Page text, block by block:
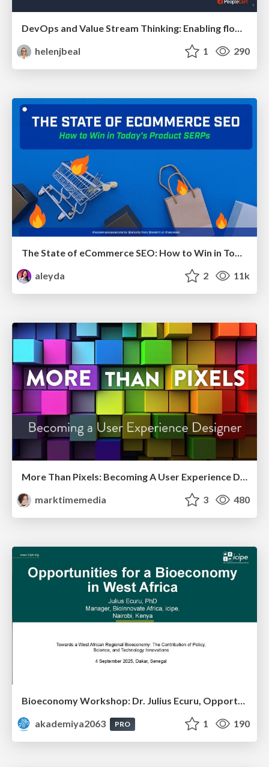
DevOps and Value Stream Thinking: Enabling flow, efficiency and business value
helenjbeal
1 290
aleyda
2 11k
More Than Pixels: Becoming A User Experience Designer
marktimemedia
3 480
Bioeconomy Workshop: Dr. Julius Ecuru, Opportunities for a Bioeconomy in West Africa
akademiya2063
PRO 1 190